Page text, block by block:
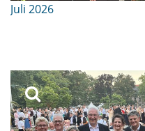
Juli 2026